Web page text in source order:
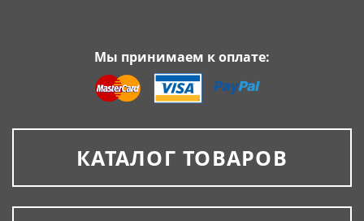
Мы принимаем к оплате:
КАТАЛОГ ТОВАРОВ